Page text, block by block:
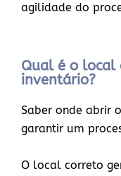
agilidade do
Qual é o local
inventário?
Saber onde abrir
garantir um
O local correto